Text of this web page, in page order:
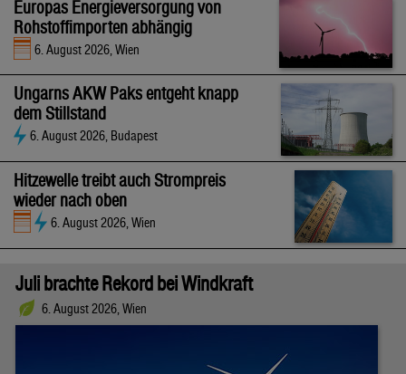
Europas Energieversorgung von
Rohstoffimporten abhängig
6. August 2026, Wien
Ungarns AKW Paks entgeht knapp
dem Stillstand
6. August 2026, Budapest
Hitzewelle treibt auch Strompreis
wieder nach oben
6. August 2026, Wien
Juli brachte Rekord bei Windkraft
6. August 2026, Wien